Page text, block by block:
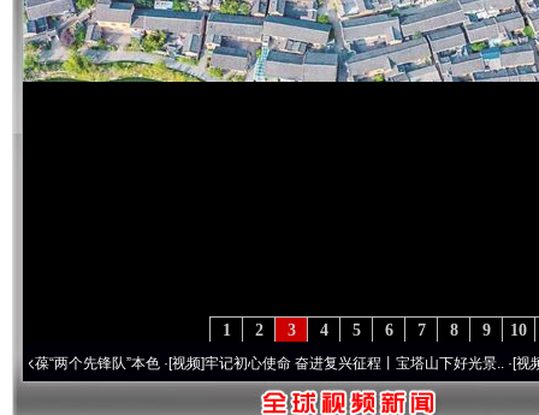
10
9
8
7
6
5
4
3
2
1
先锋队”本色·[视频]牢记初心使命 奋进复兴征程丨宝塔山下好光景..·[视频]因党而